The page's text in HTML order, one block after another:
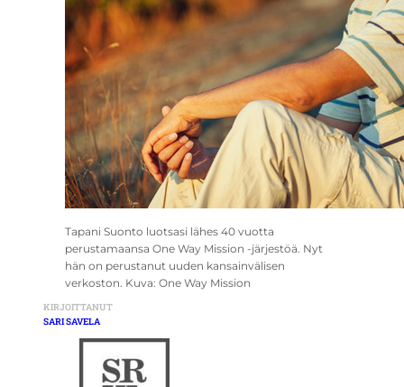
Tapani Suonto luotsasi lähes 40 vuotta
perustamaansa One Way Mission -järjestöä. Nyt
hän on perustanut uuden kansainvälisen
verkoston. Kuva: One Way Mission
KIRJOITTANUT
SARI SAVELA